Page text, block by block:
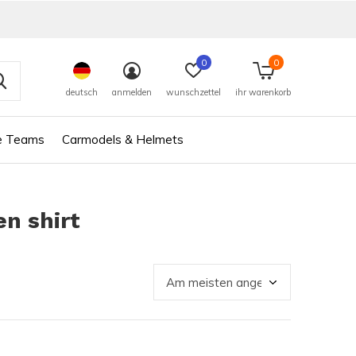
Teams Carmodels & Helmets
deutsch anmelden wunschzettel
0
ihr warenkorb
0
shirt